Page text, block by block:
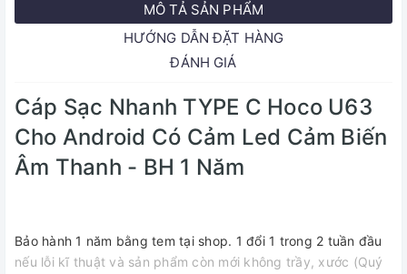
MÔ TẢ SẢN PHẨM
HƯỚNG DẪN ĐẶT HÀNG
ĐÁNH GIÁ
Cáp Sạc Nhanh TYPE C Hoco U63
Cho Android Có Cảm Led Cảm Biến
Âm Thanh - BH 1 Năm
Bảo hành 1 năm bằng tem tại shop. 1 đổi 1 trong 2 tuần đầu
nếu lỗi kĩ thuật và sản phẩm còn mới không trầy, xước (Quý